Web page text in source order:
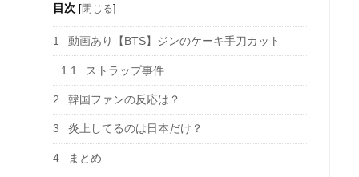
目次 [閉じる]
1 動画あり【BTS】ジンのケーキ手刀カット
1.1 ストラップ事件
2 韓国ファンの反応は？
3 炎上してるのは日本だけ？
4 まとめ